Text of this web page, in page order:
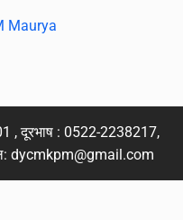
Maurya
, दूरभाष : 0522-2238217,
dycmkpm@gmail.com